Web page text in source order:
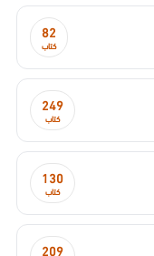
82
كتاب
249
كتاب
130
كتاب
209